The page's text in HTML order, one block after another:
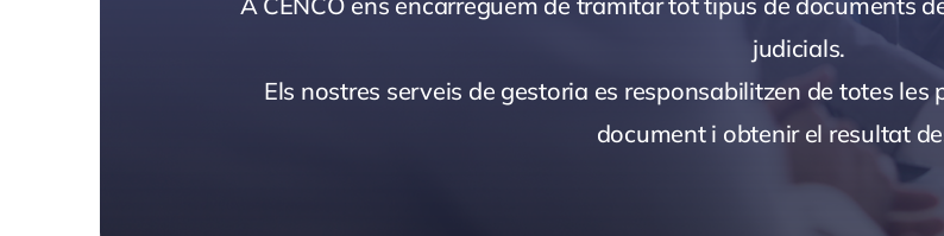
judicials.
Els nostres serveis de gestoria es responsabilitzen de totes
document i obtenir el resultat